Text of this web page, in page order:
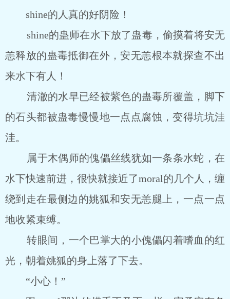
shine的人真的好阴险！
shine的蛊师在水下放了蛊毒，偷摸着将安无
恙释放的蛊毒抵御在外，安无恙根本就探查不出
来水下有人！
清澈的水早已经被紫色的蛊毒所覆盖，脚下
的石头都被蛊毒慢慢地一点点腐蚀，变得坑坑洼
洼。
属于木偶师的傀儡丝线犹如一条条水蛇，在
水下快速前进，很快就接近了moral的几个人，缠
绕到走在最侧边的姚狐和安无恙腿上，一点一点
地收紧束缚。
转眼间，一个巴掌大的小傀儡闪着嗜血的红
光，朝着姚狐的身上落了下去。
“小心！”